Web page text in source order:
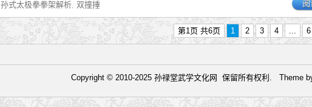
孙式太极拳拳架解析, 双撞捶 阅
第1页 共6页 1 2 3 4 ... 6
Copyright © 2010-2025 孙禄堂武学文化网 保留所有权利. Theme